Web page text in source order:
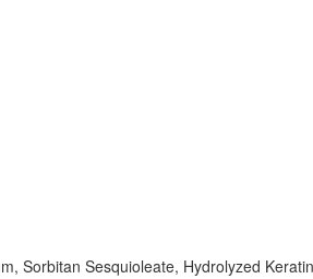
Sorbitan Sesquioleate, Hydrolyzed